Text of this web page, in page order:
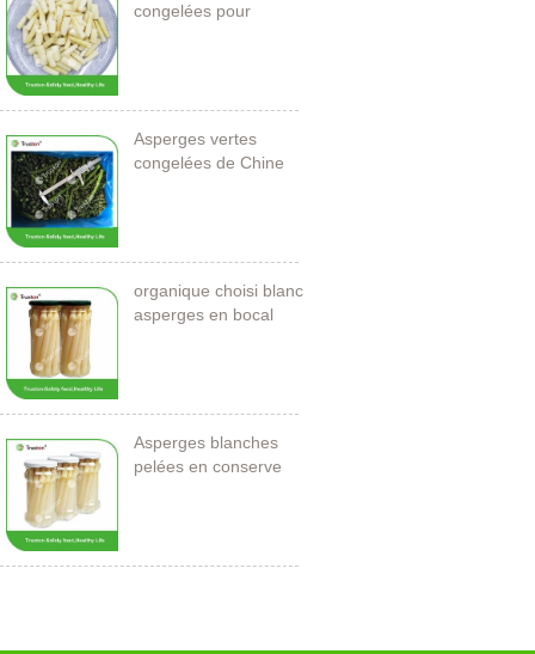
congelées pour
Asperges vertes
congelées de Chine
organique choisi blanc
asperges en bocal
Asperges blanches
pelées en conserve